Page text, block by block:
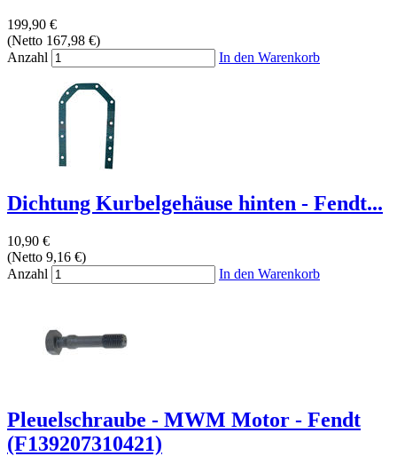
199,90 €
(Netto 167,98 €)
Anzahl
In den Warenkorb
Dichtung Kurbelgehäuse hinten - Fendt...
10,90 €
(Netto 9,16 €)
Anzahl
In den Warenkorb
Pleuelschraube - MWM Motor - Fendt
(F139207310421)